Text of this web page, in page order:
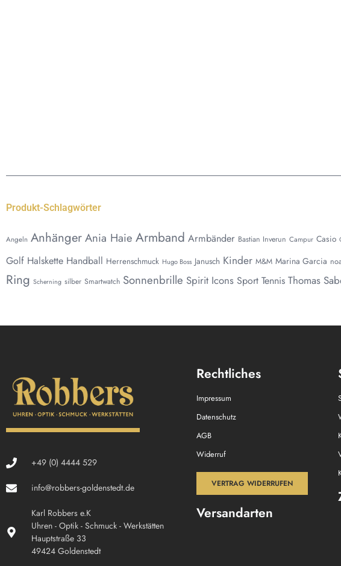
Produkt-Schlagwörter
Angeln AnhängerAnia Haie Armband Armbänder Bastian Inverun Campur Casio
Golf Halskette Handball Herrenschmuck Hugo Boss Janusch Kinder M&M Marina Garcia
Ring Scherning silber Smartwatch Sonnenbrille Spirit Icons Sport Tennis Thomas
+49 (0) 4444 529
info@robbers-goldenstedt.de
Karl Robbers e.K
Uhren - Optik - Schmuck - Werkstätten
Hauptstraße 33
49424 Goldenstedt
Rechtliches
Impressum
Datenschutz
AGB
Widerruf
VERTRAG WIDERRUFEN
Versandarten